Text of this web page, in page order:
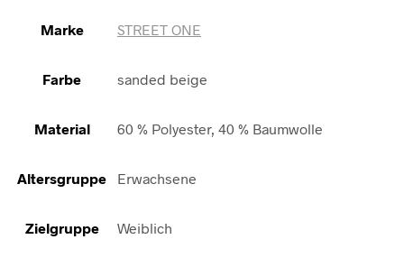
Marke STREET ONE
Farbe sanded beige
Material 60 % Polyester, 40 % Baumwolle
Altersgruppe Erwachsene
Zielgruppe Weiblich